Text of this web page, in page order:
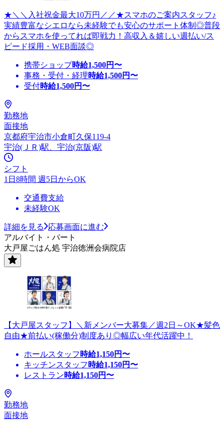
★＼＼入社祝金最大10万円／／★スマホのご案内スタッフ♪
実績豊富なシエロなら未経験でも安心のサポート体制◎普段
からスマホを使ってれば即戦力！高収入＆嬉しい週払い/ス
ピード採用・WEB面談◎
携帯ショップ時給1,500円〜
事務・受付・経理時給1,500円〜
受付時給1,500円〜
勤務地
面接地
京都府宇治市小倉町久保119-4
宇治(ＪＲ)駅、宇治(京阪)駅
シフト
1日8時間 週5日からOK
交通費支給
未経験OK
詳細を見る
応募画面に進む
アルバイト・パート
大戸屋ごはん処 宇治徳洲会病院店
【大戸屋スタッフ】＼新メンバー大募集／週2日～OK★髪色
自由★前払い(稼働分)制度あり◎幅広い年代活躍中！
ホールスタッフ 時給1,150円〜
キッチンスタッフ 時給1,150円〜
レストラン時給1,150円〜
勤務地
面接地